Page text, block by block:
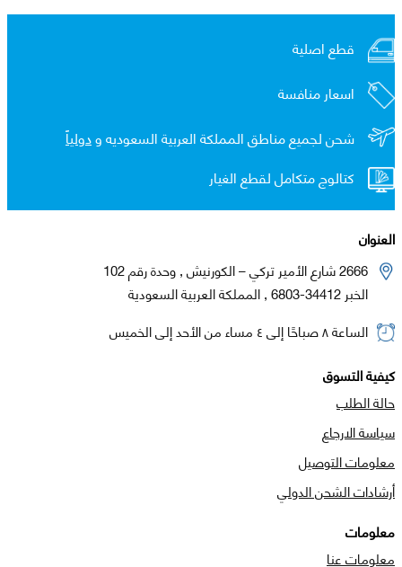
قطع اصلية
اسعار منافسة
شحن لجميع مناطق المملكة العربية السعوديه ودولياً
كتالوج متكامل لقطع الغيار
العنوان
2666 شارع الأمير تركي – الكورنيش , وحدة رقم 102
الخبر 34412-6803 , المملكة العربية السعودية
الساعة ٨ صباحًا إلى ٤ مساء من الأحد إلى الخميس
كيفية التسوق
حالة الطلب
سياسة الارجاع
معلومات التوصيل
أرشادات الشحن الدولي
معلومات
معلومات عنا